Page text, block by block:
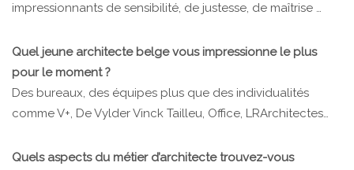
impressionnants de sensibilité, de justesse, de maîtrise …
Quel jeune architecte belge vous impressionne le plus
pour le moment ?
Des bureaux, des équipes plus que des individualités
comme V+, De Vylder Vinck Tailleu, Office, LRArchitectes…
Quels aspects du métier d’architecte trouvez-vous